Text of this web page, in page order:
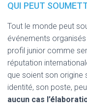
QUI PEUT
Tout le monde peut
événements organisés
profil junior comme
réputation
que soient son origine
identité, son poste,
aucun cas